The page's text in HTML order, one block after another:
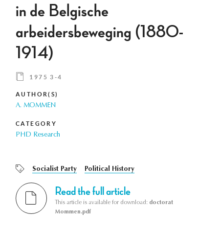
in de Belgische
arbeidersbeweging (1880-
1914)
1975 3-4
AUTHOR(S)
A. MOMMEN
CATEGORY
PHD Research
Socialist Party Political History
Read the full article
This article is available for download: doctorat
Mommen.pdf